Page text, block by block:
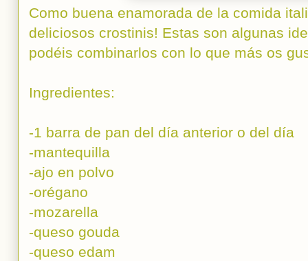
Como buena enamorada de la comida
deliciosos crostinis! Estas son algunas
podéis combinarlos con lo que más os
Ingredientes:
-1 barra de pan del día anterior o del día
-mantequilla
-ajo en polvo
-orégano
-mozarella
-queso gouda
-queso edam